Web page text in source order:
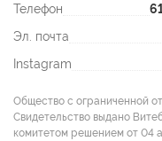
Телефон
Эл. почта
Instagram
Общество с ограниченной
Свидетельство выдано
комитетом решением от 04